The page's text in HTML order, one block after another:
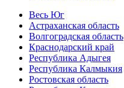
Весь Юг
Астраханская область
Волгоградская область
Краснодарский край
Республика Адыгея
Республика Калмыкия
Ростовская область